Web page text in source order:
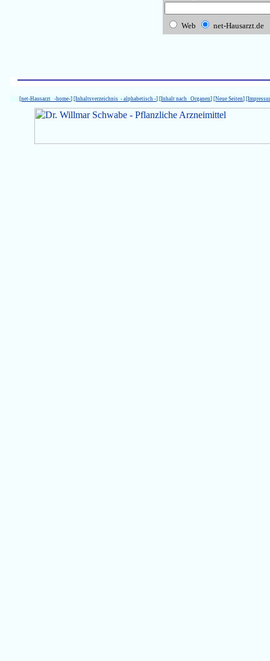
Web net-Hausarzt.de
[net-Hausarzt -home-] [Inhaltsverzeichnis - alphabetisch -] [Inhalt nach Organen] [Neue Seiten] [